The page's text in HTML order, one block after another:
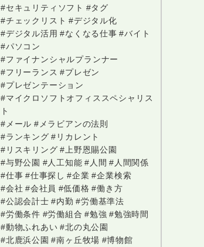
#セキュリティソフト #タグ
#チェックリスト #デジタル化
#デジタル活用 #なくなる仕事 #バイト
#パソコン
#ファイナンシャルプランナー
#フリーランス #プレゼン
#プレゼンテーション
#マイクロソフトオフィススペシャリス
ト
#メール #メラビアンの法則
#ランキング #リカレント
#リスキリング #上野恩賜公園
#与野公園 #人工知能 #人間 #人間関係
#仕事 #仕事探し #企業 #企業検索
#会社 #会社員 #低価格 #働き方
#公認会計士 #内勤 #労働基準法
#労働条件 #労働組合 #勉強 #勉強時間
#動物ふれあい #北の丸公園
#北鹿浜公園 #南ヶ丘牧場 #博物館